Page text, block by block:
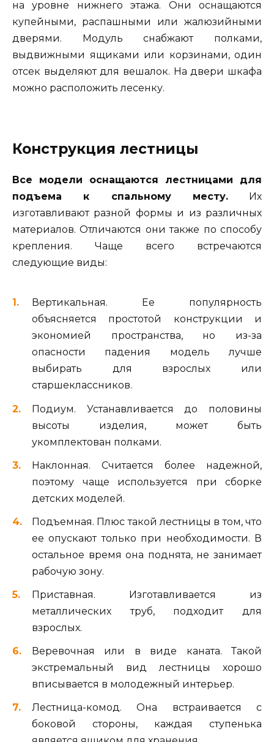
на уровне нижнего этажа. Они оснащаются
купейными, распашными или жалюзийными
дверями. Модуль снабжают полками,
выдвижными ящиками или корзинами, один
отсек выделяют для вешалок. На двери шкафа
можно расположить лесенку.
Конструкция лестницы
Все модели оснащаются лестницами для
подъема к спальному месту.Их
изготавливают разной формы и из различных
материалов. Отличаются они также по способу
крепления. Чаще всего встречаются
следующие виды:
Вертикальная. Ее популярность
объясняется простотой конструкции и
экономией пространства, но из-за
опасности падения модель лучше
выбирать для взрослых или
старшеклассников.
Подиум. Устанавливается до половины
высоты изделия, может быть
укомплектован полками.
Наклонная. Считается более надежной,
поэтому чаще используется при сборке
детских моделей.
Подъемная. Плюс такой лестницы в том, что
ее опускают только при необходимости. В
остальное время она поднята, не занимает
рабочую зону.
Приставная. Изготавливается из
металлических труб, подходит для
взрослых.
Веревочная или в виде каната. Такой
экстремальный вид лестницы хорошо
вписывается в молодежный интерьер.
Лестница-комод. Она встраивается с
боковой стороны, каждая ступенька